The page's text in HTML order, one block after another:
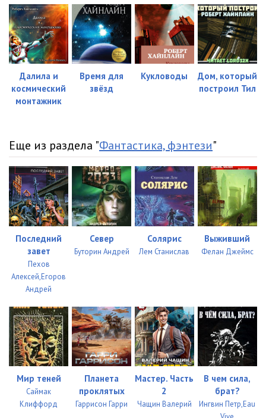
Далила и
космический
монтажник
Время для
звёзд
Кукловоды
Дом, который
построил Тил
Еще из раздела "Фантастика, фэнтези"
Последний
завет
Пехов
Алексей,Егоров
Андрей
Север
Буторин Андрей
Солярис
Лем Станислав
Выживший
Фелан Джеймс
Мир теней
Саймак
Клиффорд
Планета
проклятых
Гаррисон Гарри
Мастер. Часть
2
Чащин Валерий
В чем сила,
брат?
Ингвин Петр,Eau